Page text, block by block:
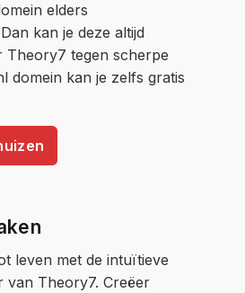
elders
kan je deze altijd
Theory7 tegen scherpe
domein kan je zelfs gratis
leven met de intuïtieve
van Theory7. Creëer